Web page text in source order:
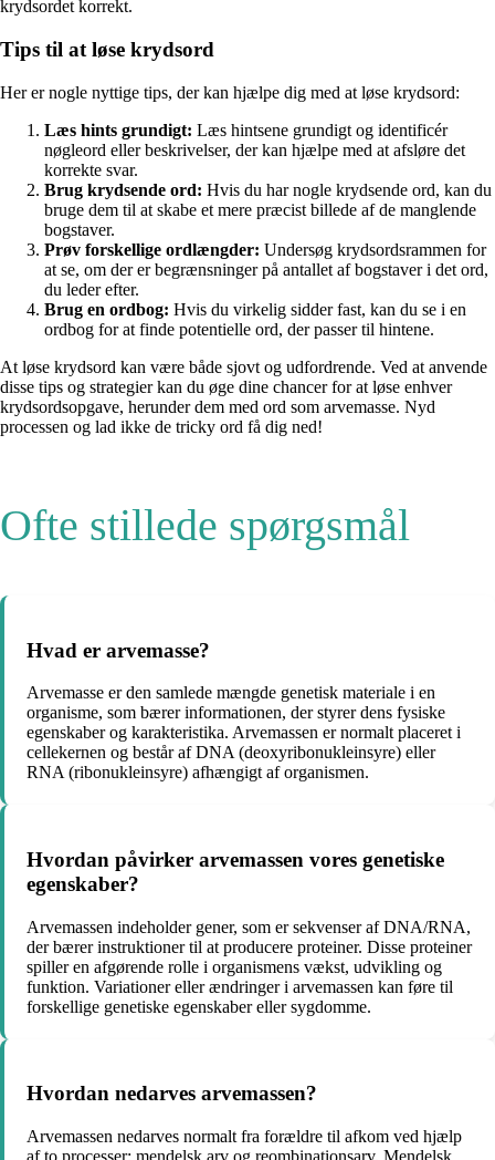
krydsordet korrekt.
Tips til at løse krydsord
Her er nogle nyttige tips, der kan hjælpe dig med at løse krydsord:
Læs hints grundigt: Læs hintsene grundigt og identificér
nøgleord eller beskrivelser, der kan hjælpe med at afsløre det
korrekte svar.
Brug krydsende ord: Hvis du har nogle krydsende ord, kan du
bruge dem til at skabe et mere præcist billede af de manglende
bogstaver.
Prøv forskellige ordlængder: Undersøg krydsordsrammen for
at se, om der er begrænsninger på antallet af bogstaver i det ord,
du leder efter.
Brug en ordbog: Hvis du virkelig sidder fast, kan du se i en
ordbog for at finde potentielle ord, der passer til hintene.
At løse krydsord kan være både sjovt og udfordrende. Ved at anvende
disse tips og strategier kan du øge dine chancer for at løse enhver
krydsordsopgave, herunder dem med ord som arvemasse. Nyd
processen og lad ikke de tricky ord få dig ned!
Ofte stillede spørgsmål
Hvad er arvemasse?
Arvemasse er den samlede mængde genetisk materiale i en
organisme, som bærer informationen, der styrer dens fysiske
egenskaber og karakteristika. Arvemassen er normalt placeret i
cellekernen og består af DNA (deoxyribonukleinsyre) eller
RNA (ribonukleinsyre) afhængigt af organismen.
Hvordan påvirker arvemassen vores genetiske
egenskaber?
Arvemassen indeholder gener, som er sekvenser af DNA/RNA,
der bærer instruktioner til at producere proteiner. Disse proteiner
spiller en afgørende rolle i organismens vækst, udvikling og
funktion. Variationer eller ændringer i arvemassen kan føre til
forskellige genetiske egenskaber eller sygdomme.
Hvordan nedarves arvemassen?
Arvemassen nedarves normalt fra forældre til afkom ved hjælp